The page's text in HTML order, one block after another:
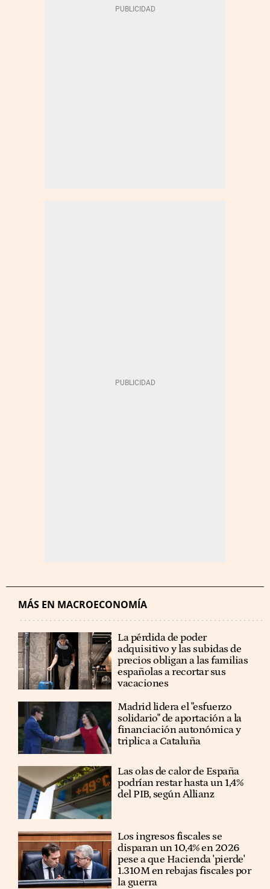
MÁS EN MACROECONOMÍA
La pérdida de poder
adquisitivo y las subidas de
precios obligan a las familias
españolas a recortar sus
vacaciones
Madrid lidera el "esfuerzo
solidario" de aportación a la
financiación autonómica y
triplica a Cataluña
Las olas de calor de España
podrían restar hasta un 1,4%
del PIB, según Allianz
Los ingresos fiscales se
disparan un 10,4% en 2026
pese a que Hacienda 'pierde'
1.310M en rebajas fiscales por
la guerra